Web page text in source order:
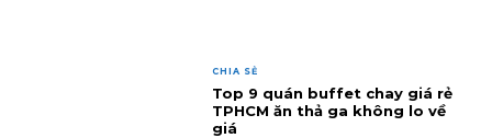
CHIA SẺ
Top 9 quán buffet chay giá rẻ
TPHCM ăn thả ga không lo về
giá